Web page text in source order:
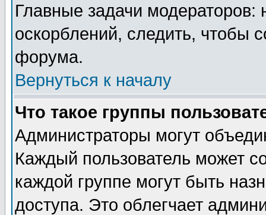
Главные задачи
оскорблений, следить, чтобы
форума.
Вернуться к началу
Что такое группы
Администраторы могут
Каждый пользователь может
каждой группе могут быть
доступа. Это облегчает